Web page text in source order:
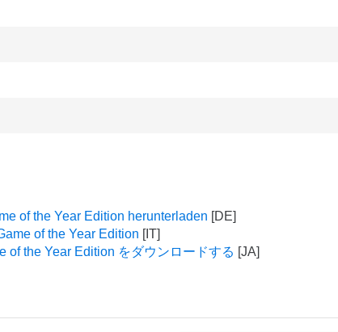
of the Year Edition herunterladen
of the Year Edition
of the Year Edition をダウンロードする